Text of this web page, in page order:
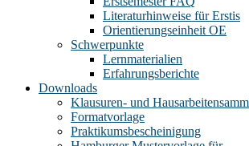
Literaturhinweise für Erstis
Orientierungseinheit OE
Schwerpunkte
Lernmaterialien
Erfahrungsberichte
Downloads
Klausuren- und
Formatvorlage
Praktikumsbescheinigung